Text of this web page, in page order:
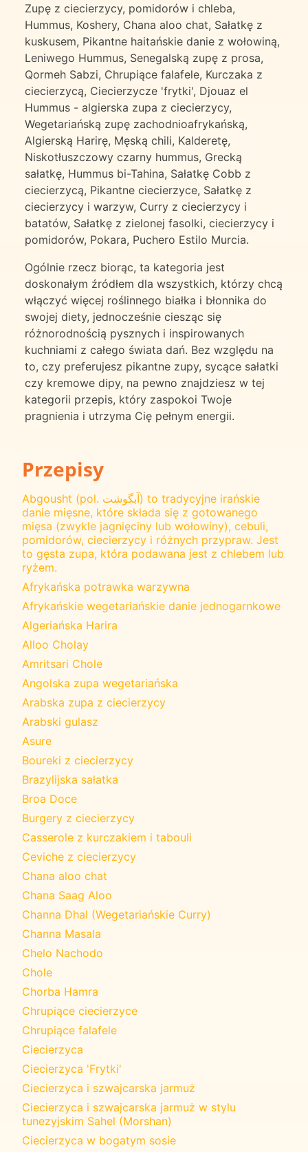
Zupę z ciecierzycy, pomidorów i chleba,
Hummus, Koshery, Chana aloo chat, Sałatkę z
kuskusem, Pikantne haitańskie danie z wołowiną,
Leniwego Hummus, Senegalską zupę z prosa,
Qormeh Sabzi, Chrupiące falafele, Kurczaka z
ciecierzycą, Ciecierzycze 'frytki', Djouaz el
Hummus - algierska zupa z ciecierzycy,
Wegetariańską zupę zachodnioafrykańską,
Algierską Harirę, Męską chili, Kalderetę,
Niskotłuszczowy czarny hummus, Grecką
sałatkę, Hummus bi-Tahina, Sałatkę Cobb z
ciecierzycą, Pikantne ciecierzyce, Sałatkę z
ciecierzycy i warzyw, Curry z ciecierzycy i
batatów, Sałatkę z zielonej fasolki, ciecierzycy i
pomidorów, Pokara, Puchero Estilo Murcia.
Ogólnie rzecz biorąc, ta kategoria jest
doskonałym źródłem dla wszystkich, którzy chcą
włączyć więcej roślinnego białka i błonnika do
swojej diety, jednocześnie ciesząc się
różnorodnością pysznych i inspirowanych
kuchniami z całego świata dań. Bez względu na
to, czy preferujesz pikantne zupy, sycące sałatki
czy kremowe dipy, na pewno znajdziesz w tej
kategorii przepis, który zaspokoi Twoje
pragnienia i utrzyma Cię pełnym energii.
Przepisy
Abgousht (pol. آبگوشت) to tradycyjne irańskie
danie mięsne, które składa się z gotowanego
mięsa (zwykle jagnięciny lub wołowiny), cebuli,
pomidorów, ciecierzycy i różnych przypraw. Jest
to gęsta zupa, która podawana jest z chlebem lub
ryżem.
Afrykańska potrawka warzywna
Afrykańskie wegetariańskie danie jednogarnkowe
Algeriańska Harira
Alloo Cholay
Amritsari Chole
Angolska zupa wegetariańska
Arabska zupa z ciecierzycy
Arabski gulasz
Asure
Boureki z ciecierzycy
Brazylijska sałatka
Broa Doce
Burgery z ciecierzycy
Casserole z kurczakiem i tabouli
Ceviche z ciecierzycy
Chana aloo chat
Chana Saag Aloo
Channa Dhal (Wegetariańskie Curry)
Channa Masala
Chelo Nachodo
Chole
Chorba Hamra
Chrupiące ciecierzyce
Chrupiące falafele
Ciecierzyca
Ciecierzyca 'Frytki'
Ciecierzyca i szwajcarska jarmuż
Ciecierzyca i szwajcarska jarmuż w stylu
tunezyjskim Sahel (Morshan)
Ciecierzyca w bogatym sosie